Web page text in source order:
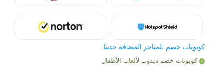
كوبونات خصم للمتاجر المضافة حديثا
كوبونات خصم دبدوب لألعاب الأطفال